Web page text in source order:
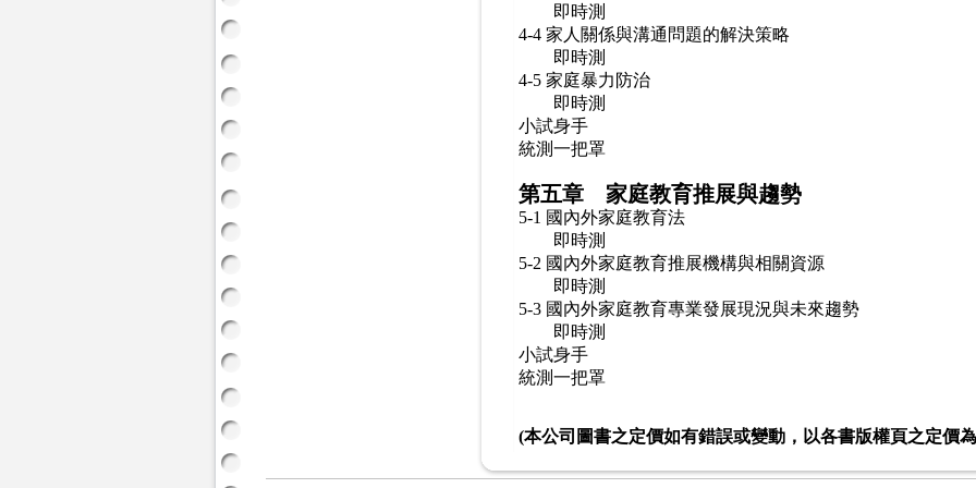
即時測
4-4 家人關係與溝通問題的解決策略
即時測
4-5 家庭暴力防治
即時測
小試身手
統測一把罩
第五章 家庭教育推展與趨勢
5-1 國內外家庭教育法
即時測
5-2 國內外家庭教育推展機構與相關資源
即時測
5-3 國內外家庭教育專業發展現況與未來趨勢
即時測
小試身手
統測一把罩
(本公司圖書之定價如有錯誤或變動，以各書版權頁之定價